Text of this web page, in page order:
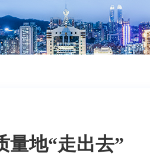
量地“走出去”